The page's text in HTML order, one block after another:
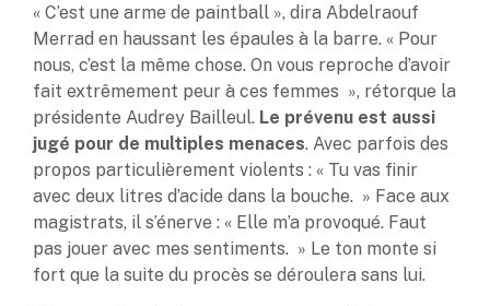
« C’est une arme de paintball », dira Abdelraouf
Merrad en haussant les épaules à la barre. « Pour
nous, c’est la même chose. On vous reproche d’avoir
fait extrêmement peur à ces femmes », rétorque la
présidente Audrey Bailleul. Le prévenu est aussi
jugé pour de multiples menaces. Avec parfois des
propos particulièrement violents : « Tu vas finir
avec deux litres d’acide dans la bouche. » Face aux
magistrats, il s’énerve : « Elle m’a provoqué. Faut
pas jouer avec mes sentiments. » Le ton monte si
fort que la suite du procès se déroulera sans lui.